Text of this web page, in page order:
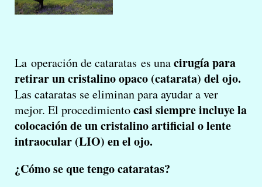
La operación de cataratas es unacirugía para
retirar un cristalino opaco (catarata) del ojo.
Las cataratas se eliminan para ayudar a ver
mejor. El procedimientocasi siempre incluye la
colocación de un cristalino artificial o lente
intraocular (LIO) en el ojo.
¿Cómo se que tengo cataratas?